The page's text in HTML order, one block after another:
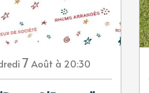
7 Août à 20:30